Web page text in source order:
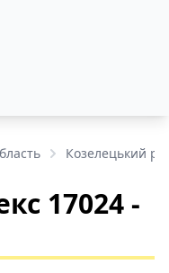
Козелецький
17024 -